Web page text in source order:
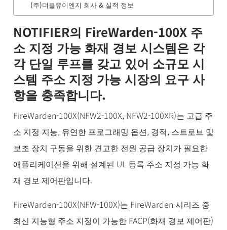
(주)더블유이엔지 회사 & 실적 정보
NOTIFIER의 FireWarden-100X 주
소 지정 가능 화재 경보 시스템은 각
각 단일 루프를 갖고 있어 소규모 시
스템 주소 지정 가능 시장의 요구 사
항을 충족합니다.
FireWarden-100X(NFW2-100X, NFW2-100XR)는 고급 주
소 지정 지능, 유연한 프로그래밍 옵션, 경적, 스트로브 및
보조 장치 구동을 위한 견고한 전원 공급 장치가 필요한
애플리케이션을 위해 설계된 UL 등록 주소 지정 가능 화
재 경보 제어판입니다.
FireWarden-100X(NFW-100X)는 FireWarden 시리즈 중
최신 지능형 주소 지정이 가능한 FACP(화재 경보 제어판)